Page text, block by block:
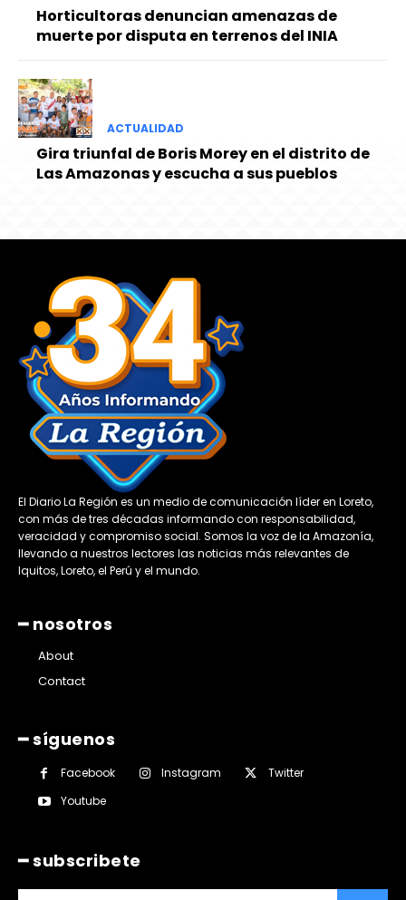
Horticultoras denuncian amenazas de
muerte por disputa en terrenos del INIA
ACTUALIDAD
Gira triunfal de Boris Morey en el distrito de
Las Amazonas y escucha a sus pueblos
El Diario La Región es un medio de comunicación líder en Loreto,
con más de tres décadas informando con responsabilidad,
veracidad y compromiso social. Somos la voz de la Amazonía,
llevando a nuestros lectores las noticias más relevantes de
Iquitos, Loreto, el Perú y el mundo.
━ nosotros
About
Contact
━ síguenos
Facebook Instagram
Twitter
Youtube
━ subscribete